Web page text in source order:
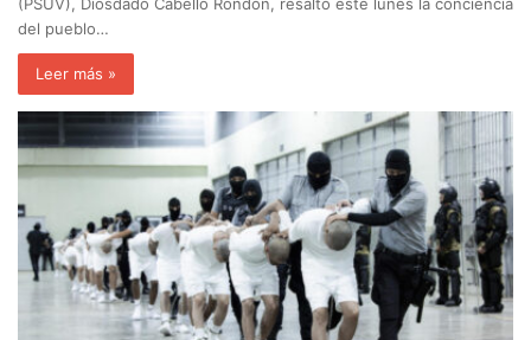
del pueblo…
Leer más »